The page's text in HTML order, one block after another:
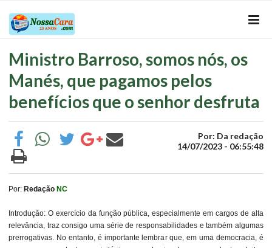
Ministro Barroso, somos nós, os
Manés, que pagamos pelos
benefícios que o senhor desfruta
Por: Da redação
14/07/2023 - 06:55:48
Por: Redação NC
Introdução: O exercício da função pública, especialmente em cargos de alta
relevância, traz consigo uma série de responsabilidades e também algumas
prerrogativas. No entanto, é importante lembrar que, em uma democracia, é